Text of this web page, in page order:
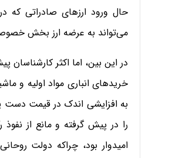
حال ورود ارزهای صادراتی
می‌تواند به عرضه ارز بخش
در این بین، اما اکثر کارشناسان
خریدهای انباری مواد اولیه و
به افزایشی اندک در قیمت دست
را در پیش گرفته و مانع از نفوذ
امیدوار بود، چراکه دولت